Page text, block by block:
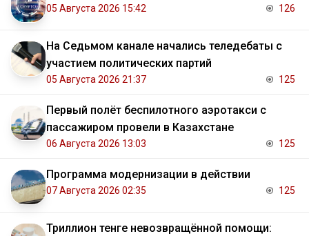
05 Августа 2026 15:42 126
На Седьмом канале начались теледебаты с
участием политических партий
05 Августа 2026 21:37 125
Первый полёт беспилотного аэротакси с
пассажиром провели в Казахстане
06 Августа 2026 13:03 125
Программа модернизации в действии
07 Августа 2026 02:35 125
Триллион тенге невозвращённой помощи: